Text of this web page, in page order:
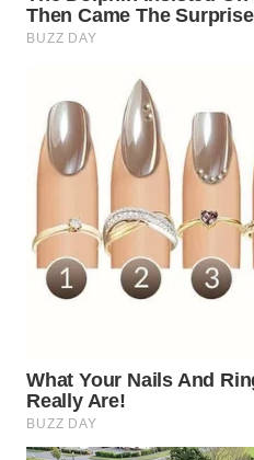
WN
WN
KARAWANG
BEKASI
WN
BOGOR
DEPOK